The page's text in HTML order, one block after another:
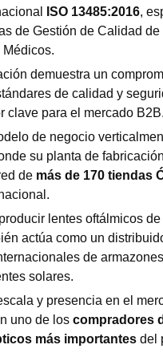
ISO 13485:2016,
de Gestión de Calidad de
demuestra un
de calidad y
clave para el mercado B2B.
de negocio
su planta de
de más de 170 tiendas
lentes oftálmicos de
actúa como un
de
solares.
y presencia en el
uno de los compradores
más importantes del